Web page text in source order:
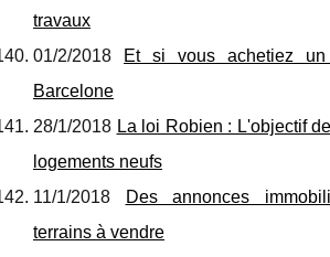
travaux
01/2/2018
Et si vous achetiez un
Barcelone
28/1/2018 La loi Robien : L'objectif
logements neufs
11/1/2018
Des annonces
terrains à vendre